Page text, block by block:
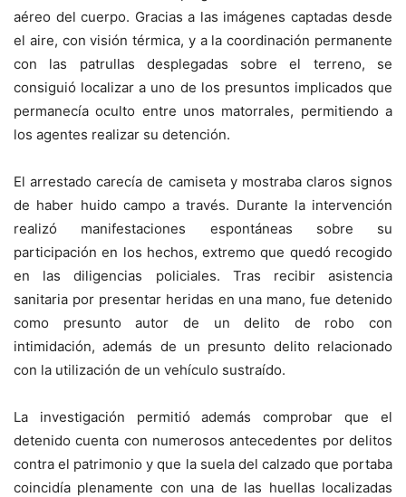
aéreo del cuerpo. Gracias a las imágenes captadas desde
el aire, con visión térmica, y a la coordinación permanente
con las patrullas desplegadas sobre el terreno, se
consiguió localizar a uno de los presuntos implicados que
permanecía oculto entre unos matorrales, permitiendo a
los agentes realizar su detención.
El arrestado carecía de camiseta y mostraba claros signos
de haber huido campo a través. Durante la intervención
realizó manifestaciones espontáneas sobre su
participación en los hechos, extremo que quedó recogido
en las diligencias policiales. Tras recibir asistencia
sanitaria por presentar heridas en una mano, fue detenido
como presunto autor de un delito de robo con
intimidación, además de un presunto delito relacionado
con la utilización de un vehículo sustraído.
La investigación permitió además comprobar que el
detenido cuenta con numerosos antecedentes por delitos
contra el patrimonio y que la suela del calzado que portaba
coincidía plenamente con una de las huellas localizadas